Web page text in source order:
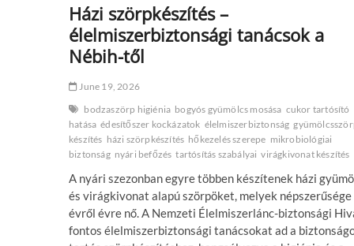
Házi szörpkészítés –
élelmiszerbiztonsági tanácsok a
Nébih-től
June 19, 2026
bodzaszörp higiénia bogyós gyümölcs mosása cukor tartósító
hatása édesítőszer kockázatok élelmiszerbiztonság
készítés házi szörpkészítés hőkezelés szerepe mikrobiológiai
biztonság nyári befőzés tartósítás szabályai virágkivonat készítés
A nyári szezonban egyre többen készítenek házi
és virágkivonat alapú szörpöket, melyek népszerűsége
évről évre nő. A Nemzeti Élelmiszerlánc-biztonsági
fontos élelmiszerbiztonsági tanácsokat ad a